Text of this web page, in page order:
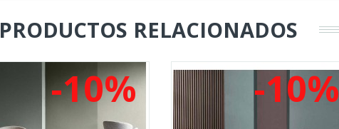
PRODUCTOS RELACIONADOS
-10% -10%